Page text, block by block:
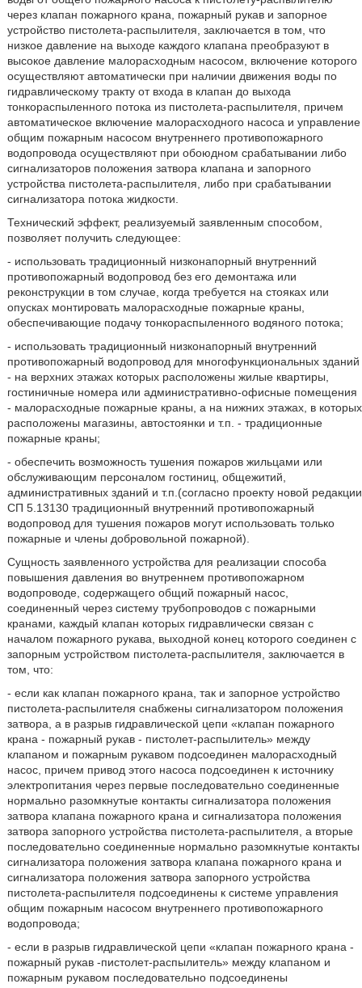
через клапан пожарного крана, пожарный рукав и запорное
устройство пистолета-распылителя, заключается в том, что
низкое давление на выходе каждого клапана преобразуют в
высокое давление малорасходным насосом, включение которого
осуществляют автоматически при наличии движения воды по
гидравлическому тракту от входа в клапан до выхода
тонкораспыленного потока из пистолета-распылителя, причем
автоматическое включение малорасходного насоса и управление
общим пожарным насосом внутреннего противопожарного
водопровода осуществляют при обоюдном срабатывании либо
сигнализаторов положения затвора клапана и запорного
устройства пистолета-распылителя, либо при срабатывании
сигнализатора потока жидкости.
Технический эффект, реализуемый заявленным способом,
позволяет получить следующее:
- использовать традиционный низконапорный внутренний
противопожарный водопровод без его демонтажа или
реконструкции в том случае, когда требуется на стояках или
опусках монтировать малорасходные пожарные краны,
обеспечивающие подачу тонкораспыленного водяного потока;
- использовать традиционный низконапорный внутренний
противопожарный водопровод для многофункциональных зданий
- на верхних этажах которых расположены жилые квартиры,
гостиничные номера или административно-офисные помещения
- малорасходные пожарные краны, а на нижних этажах, в которых
расположены магазины, автостоянки и т.п. - традиционные
пожарные краны;
- обеспечить возможность тушения пожаров жильцами или
обслуживающим персоналом гостиниц, общежитий,
административных зданий и т.п.(согласно проекту новой редакции
СП 5.13130 традиционный внутренний противопожарный
водопровод для тушения пожаров могут использовать только
пожарные и члены добровольной пожарной).
Сущность заявленного устройства для реализации способа
повышения давления во внутреннем противопожарном
водопроводе, содержащего общий пожарный насос,
соединенный через систему трубопроводов с пожарными
кранами, каждый клапан которых гидравлически связан с
началом пожарного рукава, выходной конец которого соединен с
запорным устройством пистолета-распылителя, заключается в
том, что:
- если как клапан пожарного крана, так и запорное устройство
пистолета-распылителя снабжены сигнализатором положения
затвора, а в разрыв гидравлической цепи «клапан пожарного
крана - пожарный рукав - пистолет-распылитель» между
клапаном и пожарным рукавом подсоединен малорасходный
насос, причем привод этого насоса подсоединен к источнику
электропитания через первые последовательно соединенные
нормально разомкнутые контакты сигнализатора положения
затвора клапана пожарного крана и сигнализатора положения
затвора запорного устройства пистолета-распылителя, а вторые
последовательно соединенные нормально разомкнутые контакты
сигнализатора положения затвора клапана пожарного крана и
сигнализатора положения затвора запорного устройства
пистолета-распылителя подсоединены к системе управления
общим пожарным насосом внутреннего противопожарного
водопровода;
- если в разрыв гидравлической цепи «клапан пожарного крана -
пожарный рукав -пистолет-распылитель» между клапаном и
пожарным рукавом последовательно подсоединены